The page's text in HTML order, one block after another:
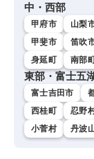
中・西部
甲府市 山梨
甲斐市
笛吹
身延町
南部
東部・富士五
富士吉田市
西桂町
忍野
小菅村
丹波